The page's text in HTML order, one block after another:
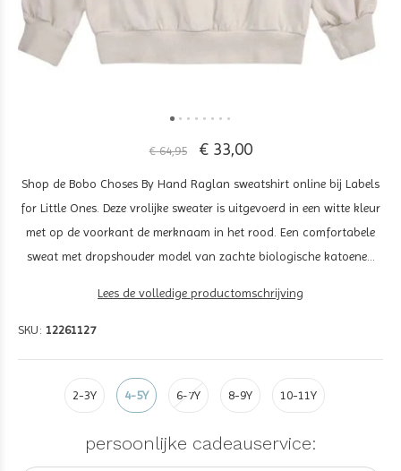
€ 64,95 € 33,00
Shop de Bobo Choses By Hand Raglan sweatshirt online bij Labels
for Little Ones. Deze vrolijke sweater is uitgevoerd in een witte kleur
met op de voorkant de merknaam in het rood. Een comfortabele
sweat met dropshouder model van zachte biologische katoene...
Lees de volledige productomschrijving
SKU: 12261127
2-3Y 4-5Y 6-7Y 8-9Y 10-11Y
persoonlijke cadeauservice: